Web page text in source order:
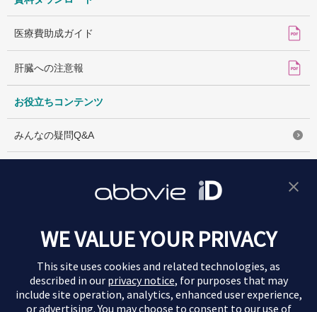
医療費助成ガイド
肝臓への注意報
お役立ちコンテンツ
みんなの疑問Q&A
治療方針相談シート​
このサイトの内容は情報提供を目的としており、医学的判断やアドバイ
患者さんのケアおよび治療に関しては、医師の指導に従ってください。​
サイト
お問い合 利用規 プライバシー
本ウェブサイトのご
WE VALUE YOUR PRIVACY
This site uses cookies and related technologies, as
described in our privacy notice, for purposes that may
include site operation, analytics, enhanced user experience,
or advertising. You may choose to consent to our use of